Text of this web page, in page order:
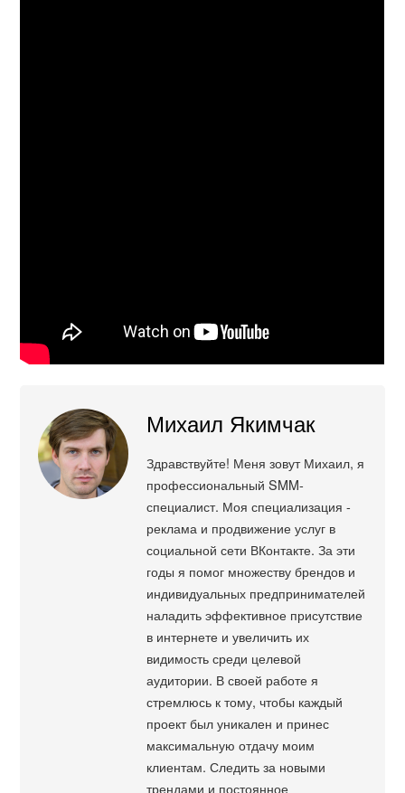
Михаил Якимчак
Здравствуйте! Меня зовут Михаил, я
профессиональный SMM-
специалист. Моя специализация -
реклама и продвижение услуг в
социальной сети ВКонтакте. За эти
годы я помог множеству брендов и
индивидуальных предпринимателей
наладить эффективное присутствие
в интернете и увеличить их
видимость среди целевой
аудитории. В своей работе я
стремлюсь к тому, чтобы каждый
проект был уникален и принес
максимальную отдачу моим
клиентам. Следить за новыми
трендами и постоянное